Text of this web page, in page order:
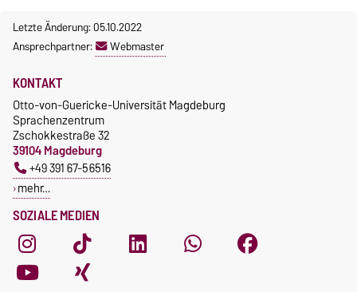
Letzte Änderung: 05.10.2022
Ansprechpartner:
Webmaster
SOZIALE MEDIEN
KONTAKT
Otto-von-Guericke-Universität Magdeburg
Sprachenzentrum
Zschokkestraße 32
39104 Magdeburg
+49 391 67-56516
mehr…